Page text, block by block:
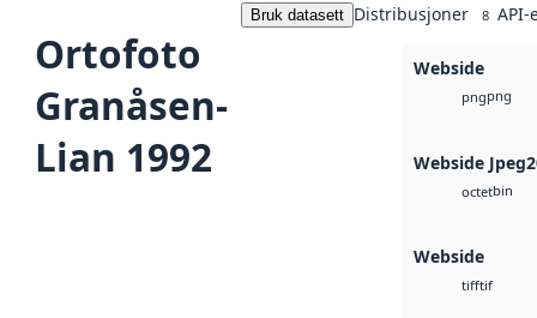
Ortofoto
Granåsen-
Lian 1992
Bruk datasett Distribusjoner 8 API-
Webside
pngpng
Webside
octetbin
Webside
tifftif